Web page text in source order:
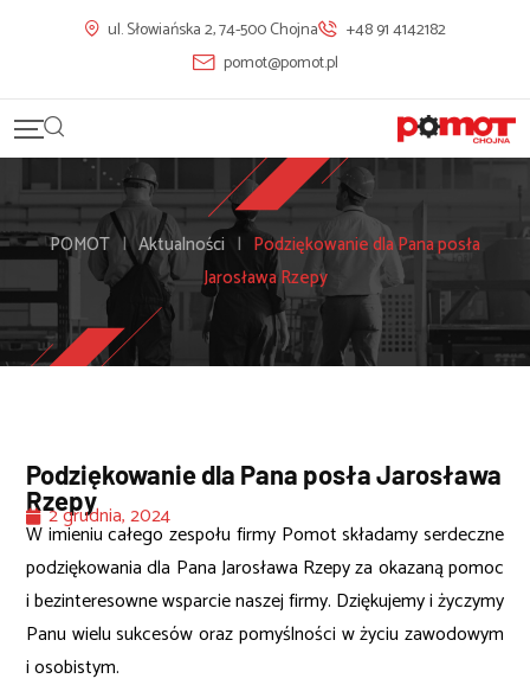
ul. Słowiańska 2, 74-500 Chojna
+48 91 4142182
pomot@pomot.pl
POMOT | Aktualności | Podziękowanie dla Pana posła
Jarosława Rzepy
Podziękowanie dla Pana posła Jarosława
Rzepy
2 grudnia, 2024
W imieniu całego zespołu firmy Pomot składamy serdeczne
podziękowania dla Pana Jarosława Rzepy za okazaną pomoc
i bezinteresowne wsparcie naszej firmy. Dziękujemy i życzymy
Panu wielu sukcesów oraz pomyślności w życiu zawodowym
i osobistym.